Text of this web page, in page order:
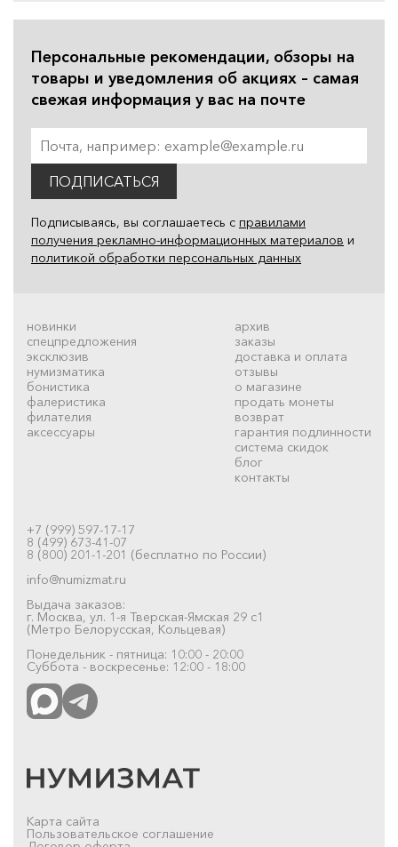
Персональные рекомендации, обзоры на
товары и уведомления об акциях – самая
свежая информация у вас на почте
ПОДПИСАТЬСЯ
Подписываясь, вы соглашаетесь с правилами
получения рекламно-информационных материалов и
политикой обработки персональных данных
новинки
спецпредложения
эксклюзив
нумизматика
бонистика
фалеристика
филателия
аксессуары
архив
заказы
доставка и оплата
отзывы
о магазине
продать монеты
возврат
гарантия подлинности
система скидок
блог
контакты
+7 (999) 597-17-17
8 (499) 673-41-07
8 (800) 201-1-201 (бесплатно по России)
info@numizmat.ru
Выдача заказов:
г. Москва, ул. 1-я Тверская-Ямская 29 с1
(Метро Белорусская, Кольцевая)
Понедельник - пятница: 10:00 - 20:00
Суббота - воскресенье: 12:00 - 18:00
Карта сайта
Пользовательское соглашение